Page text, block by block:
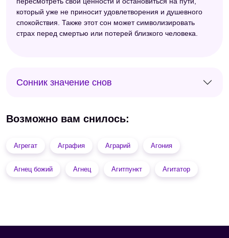
который уже не приносит удовлетворения и душевного
спокойствия. Также этот сон может символизировать
страх перед смертью или потерей близкого человека.
Сонник значение снов
Возможно вам снилось:
Агрегат Аграфия Аграрий Агония
Агнец божий Агнец Агитпункт Агитатор